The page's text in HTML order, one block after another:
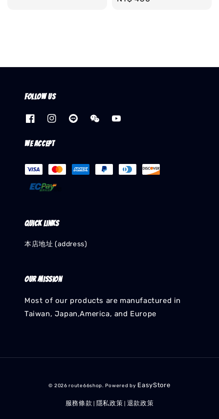
Follow us
We accept
Quick links
本店地址 (address)
Our mission
Most of our products are manufactured in
Taiwan, Japan,America, and Europe
© 2026 route66shop. Powered by EasyStore
服務條款 隱私政策 退款政策